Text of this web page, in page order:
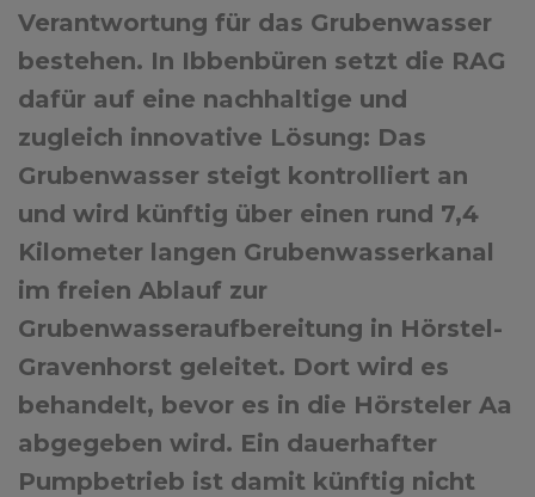
Verantwortung für das Grubenwasser
bestehen. In Ibbenbüren setzt die RAG
dafür auf eine nachhaltige und
zugleich innovative Lösung: Das
Grubenwasser steigt kontrolliert an
und wird künftig über einen rund 7,4
Kilometer langen Grubenwasserkanal
im freien Ablauf zur
Grubenwasseraufbereitung in Hörstel-
Gravenhorst geleitet. Dort wird es
behandelt, bevor es in die Hörsteler Aa
abgegeben wird. Ein dauerhafter
Pumpbetrieb ist damit künftig nicht